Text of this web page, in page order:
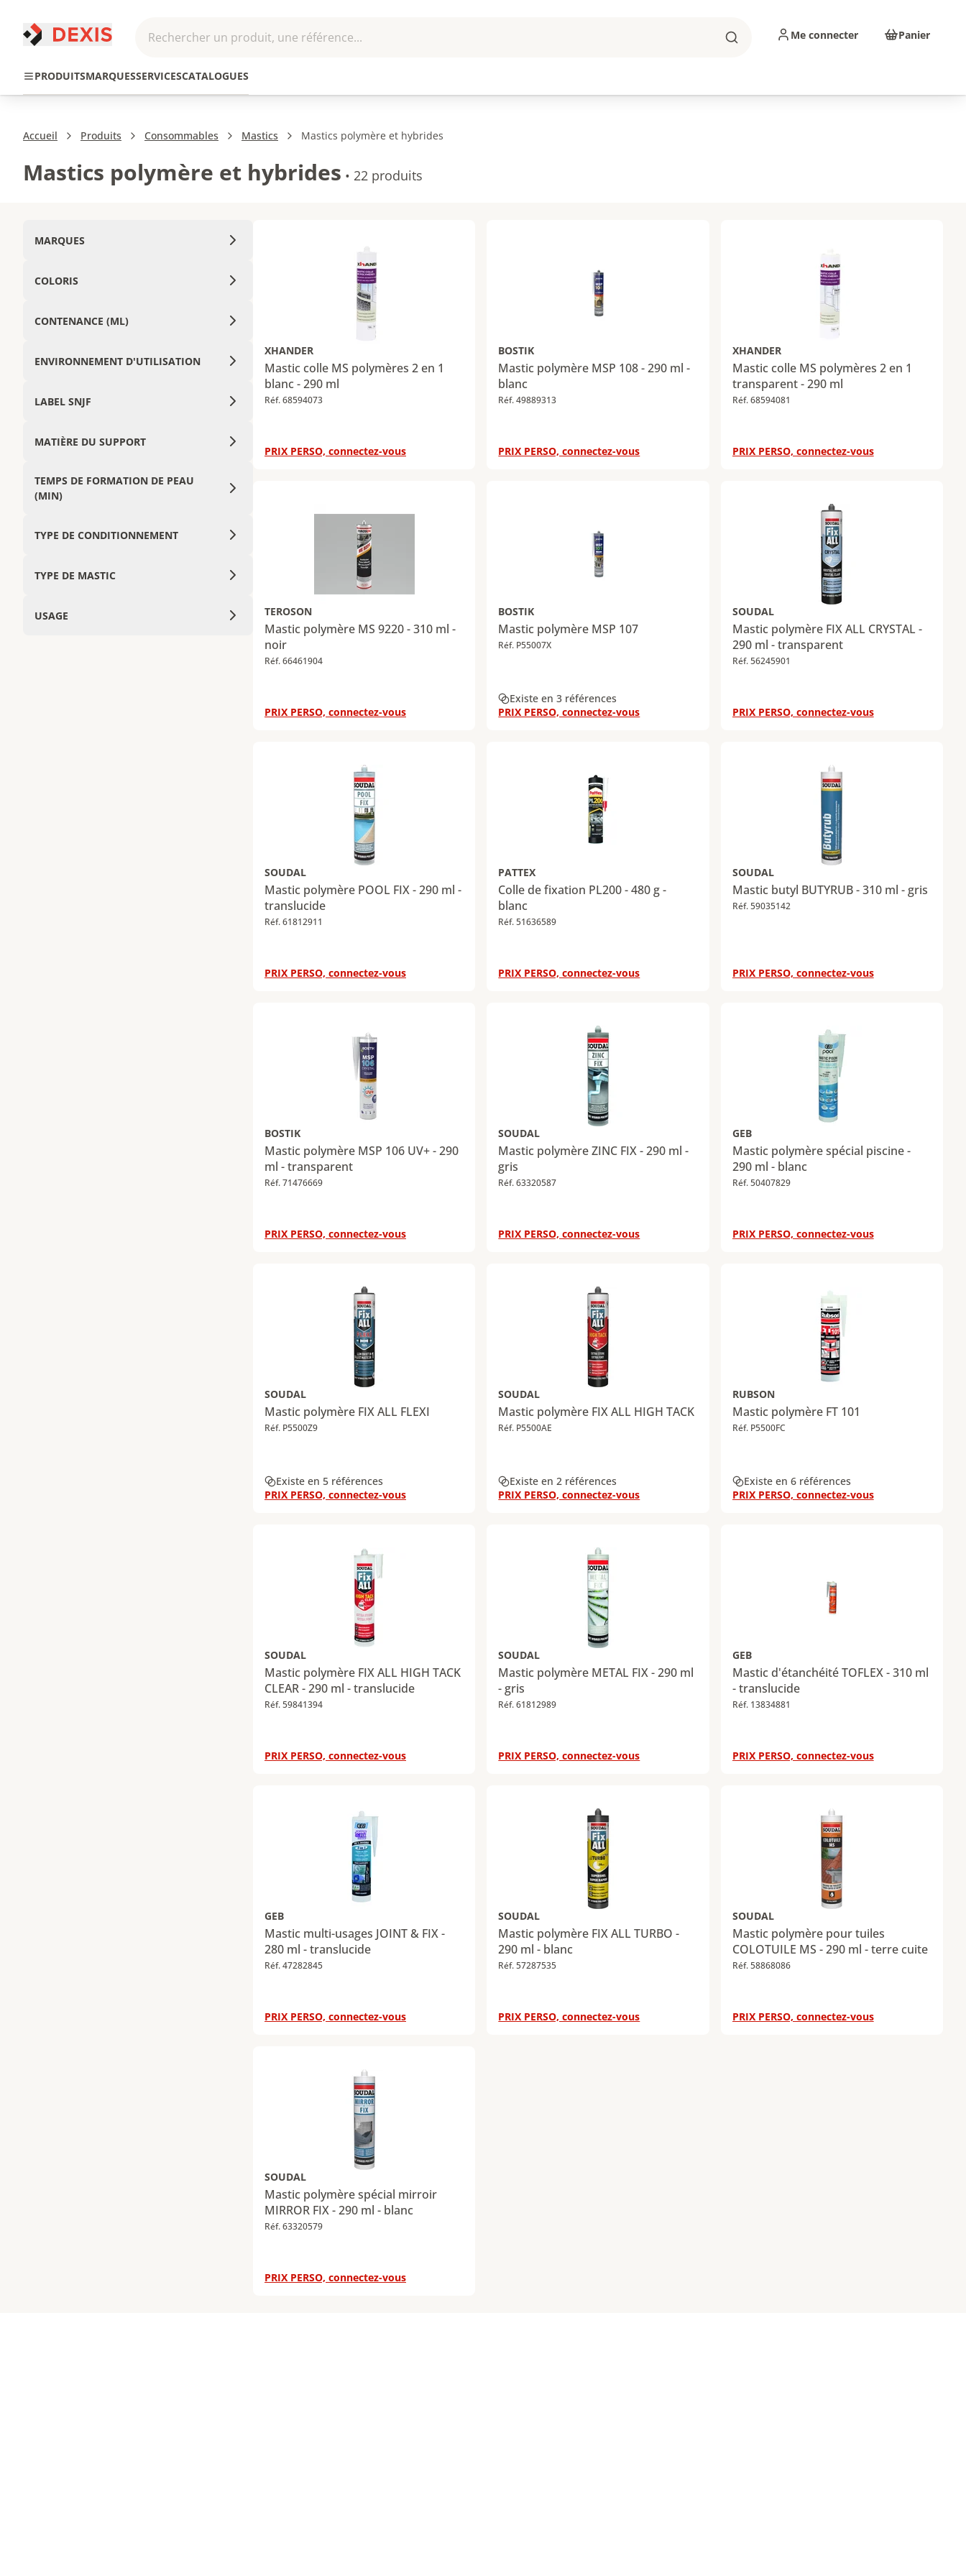
Rechercher un produit, une référence... Rechercher
Me connecter Panier
PRODUITSMARQUESSERVICESCATALOGUES
Transmission
Hydraulique
Accueil Produits Consommables Mastics Mastics polymère et hybrides
Mastics polymère et hybrides • 22 produits
MARQUES
COLORIS
CONTENANCE (ML)
ENVIRONNEMENT D'UTILISATION
LABEL SNJF
MATIÈRE DU SUPPORT
TEMPS DE FORMATION DE PEAU
(MIN)
TYPE DE CONDITIONNEMENT
TYPE DE MASTIC
USAGE
XHANDER
Mastic colle MS polymères 2 en 1
blanc - 290 ml
Réf. 68594073
PRIX PERSO, connectez-vous
BOSTIK
Mastic polymère MSP 108 - 290 ml -
blanc
Réf. 49889313
PRIX PERSO, connectez-vous
XHANDER
Mastic colle MS polymères 2 en 1
transparent - 290 ml
Réf. 68594081
PRIX PERSO, connectez-vous
TEROSON
Mastic polymère MS 9220 - 310 ml -
noir
Réf. 66461904
PRIX PERSO, connectez-vous
BOSTIK
Mastic polymère MSP 107
Réf. P55007X
Existe en 3 références
PRIX PERSO, connectez-vous
SOUDAL
Mastic polymère FIX ALL CRYSTAL -
290 ml - transparent
Réf. 56245901
PRIX PERSO, connectez-vous
SOUDAL
Mastic polymère POOL FIX - 290 ml -
translucide
Réf. 61812911
PRIX PERSO, connectez-vous
PATTEX
Colle de fixation PL200 - 480 g -
blanc
Réf. 51636589
PRIX PERSO, connectez-vous
SOUDAL
Mastic butyl BUTYRUB - 310 ml - gris
Réf. 59035142
PRIX PERSO, connectez-vous
BOSTIK
Mastic polymère MSP 106 UV+ - 290
ml - transparent
Réf. 71476669
PRIX PERSO, connectez-vous
SOUDAL
Mastic polymère ZINC FIX - 290 ml -
gris
Réf. 63320587
PRIX PERSO, connectez-vous
GEB
Mastic polymère spécial piscine -
290 ml - blanc
Réf. 50407829
PRIX PERSO, connectez-vous
SOUDAL
Mastic polymère FIX ALL FLEXI
Réf. P5500Z9
Existe en 5 références
PRIX PERSO, connectez-vous
SOUDAL
Mastic polymère FIX ALL HIGH TACK
Réf. P5500AE
Existe en 2 références
PRIX PERSO, connectez-vous
RUBSON
Mastic polymère FT 101
Réf. P5500FC
Existe en 6 références
PRIX PERSO, connectez-vous
SOUDAL
Mastic polymère FIX ALL HIGH TACK
CLEAR - 290 ml - translucide
Réf. 59841394
PRIX PERSO, connectez-vous
SOUDAL
Mastic polymère METAL FIX - 290 ml
- gris
Réf. 61812989
PRIX PERSO, connectez-vous
GEB
Mastic d'étanchéité TOFLEX - 310 ml
- translucide
Réf. 13834881
PRIX PERSO, connectez-vous
GEB
Mastic multi-usages JOINT & FIX -
280 ml - translucide
Réf. 47282845
PRIX PERSO, connectez-vous
SOUDAL
Mastic polymère FIX ALL TURBO -
290 ml - blanc
Réf. 57287535
PRIX PERSO, connectez-vous
SOUDAL
Mastic polymère pour tuiles
COLOTUILE MS - 290 ml - terre cuite
Réf. 58868086
PRIX PERSO, connectez-vous
SOUDAL
Mastic polymère spécial mirroir
MIRROR FIX - 290 ml - blanc
Réf. 63320579
PRIX PERSO, connectez-vous